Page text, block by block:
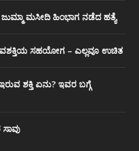
: ಜುಮ್ಮಾ ಮಸೀದಿ ಹಿಂಭಾಗ ನಡೆದ ಹತ್ಯೆ
ಸಹಯೋಗ – ಎಲ್ಲವೂ ಉಚಿತ
ಶಕ್ತಿ ಏನು? ಇವರ ಬಗ್ಗೆ